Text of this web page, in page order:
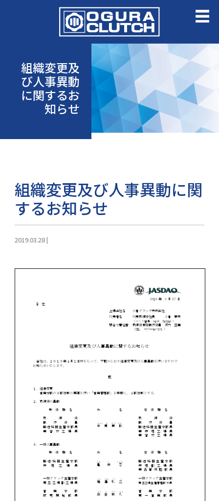
組織変更及
び人事異動
に関するお
知らせ
組織変更及び人事異動に関
するお知らせ
2019.03.28|